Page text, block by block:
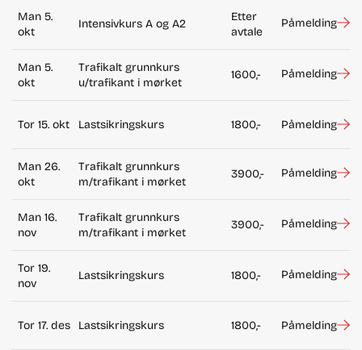
Man 5.
okt
Intensivkurs A og A2
Etter
avtale
Påmelding
Man 5.
okt
Trafikalt grunnkurs
u/trafikant i mørket
1600,- Påmelding
Tor 15. okt Lastsikringskurs 1800,- Påmelding
Man 26.
okt
Trafikalt grunnkurs
m/trafikant i mørket
3900,- Påmelding
Man 16.
nov
Trafikalt grunnkurs
m/trafikant i mørket
3900,- Påmelding
Tor 19.
nov
Lastsikringskurs 1800,- Påmelding
Tor 17. des Lastsikringskurs 1800,- Påmelding